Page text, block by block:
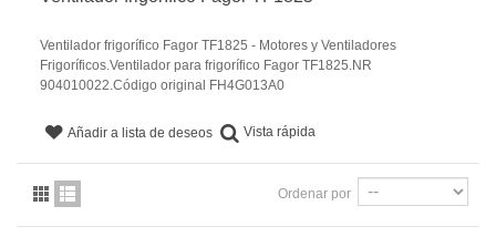
Ventilador frigorífico Fagor TF1825 - Motores y Ventiladores
Frigoríficos.Ventilador para frigorífico Fagor TF1825.NR
904010022.Código original FH4G013A0
Añadir a lista de deseos Vista rápida
Ordenar por